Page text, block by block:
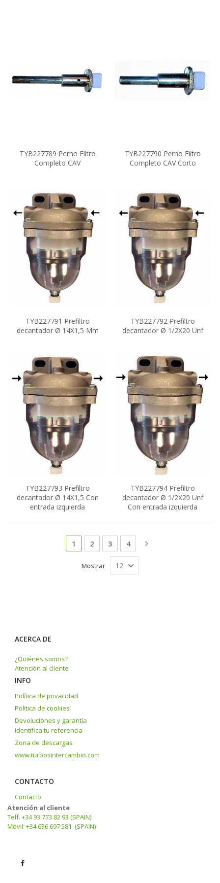
TYB227789 Perno Filtro
Completo CAV
TYB227790 Perno Filtro
Completo CAV Corto
TYB227791 Prefiltro
decantador Ø 14X1,5 Mm
TYB227792 Prefiltro
decantador Ø 1/2X20 Unf
TYB227793 Prefiltro
decantador Ø 14X1,5 Con
entrada izquierda
TYB227794 Prefiltro
decantador Ø 1/2X20 Unf
Con entrada izquierda
Página
Actualmente estás leyendo página
1 Página
2 Página
3 Página
4 Página
Siguiente
Mostrar
ACERCA DE
¿Quiénes somos?
Atención al cliente
INFO
Política de privacidad
Política de cookies
Devoluciones y garantía
Identifica tu referencia
Zona de descargas
www.turbosintercambio.com
CONTACTO
Contacto
Atención al cliente
Telf. +34 93 773 82 93 (SPAIN)
Móvil: +34 636 697 581 (SPAIN)